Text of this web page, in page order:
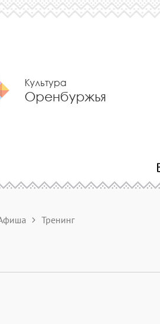
Культура
Оренбуржья
Тренинг